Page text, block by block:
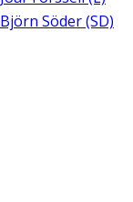
Björn Söder (SD)